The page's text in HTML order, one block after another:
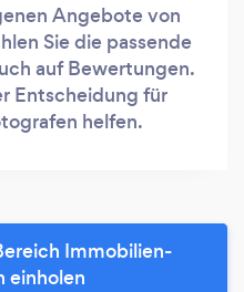
Angebote von
Sie die passende
auf Bewertungen.
Entscheidung für
helfen.
Immobilien-
einholen